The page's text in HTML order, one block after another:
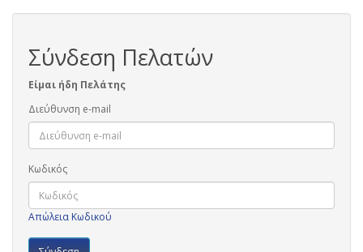
Σύνδεση Πελατών
Είμαι ήδη Πελάτης
Διεύθυνση e-mail
Κωδικός
Απώλεια Κωδικού